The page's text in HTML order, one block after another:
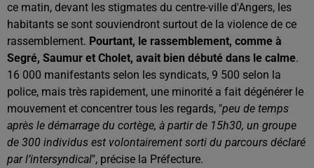
ce matin, devant les stigmates du centre-ville d'Angers, les
habitants se sont souviendront surtout de la violence de ce
rassemblement. Pourtant, le rassemblement, comme à
Segré, Saumur et Cholet, avait bien débuté dans le calme.
16 000 manifestants selon les syndicats, 9 500 selon la
police, mais très rapidement, une minorité a fait dégénérer le
mouvement et concentrer tous les regards, "peu de temps
après le démarrage du cortège, à partir de 15h30, un groupe
de 300 individus est volontairement sorti du parcours déclaré
par l’intersyndical", précise la Préfecture.